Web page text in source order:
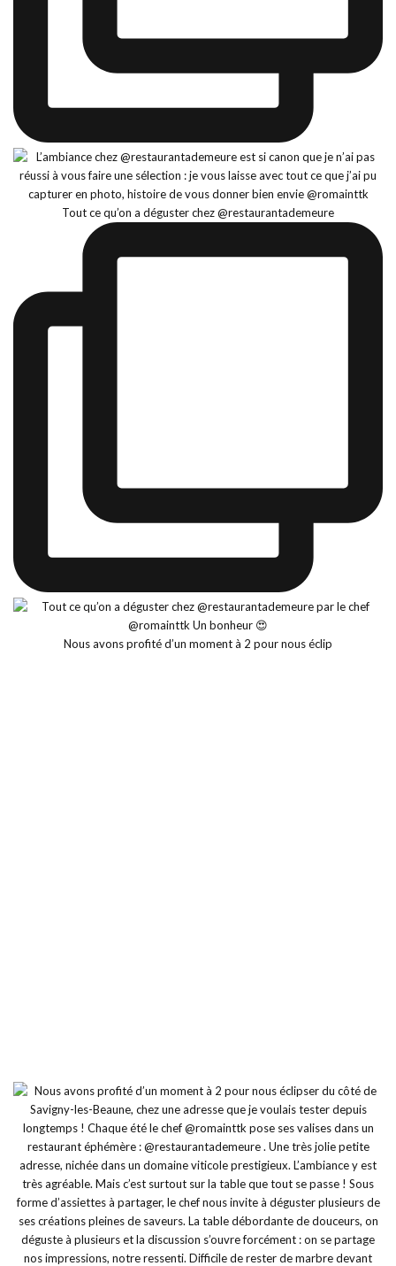
Tout ce qu’on a déguster chez @restaurantademeure
Nous avons profité d’un moment à 2 pour nous éclip